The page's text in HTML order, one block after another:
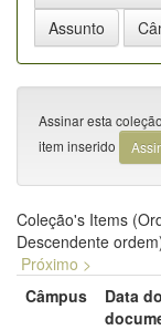
Assinar esta
item inserido
Coleção's Items
Descendente
Próximo >
Câmpus
Data do